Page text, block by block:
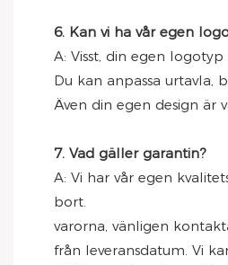
6. Kan vi ha vår egen
A: Visst, din egen
Du kan anpassa urtavla,
Även din egen design är
7. Vad gäller garantin?
A: Vi har vår egen
bort.
varorna, vänligen
från leveransdatum. Vi